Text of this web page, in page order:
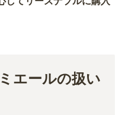
エールの扱い